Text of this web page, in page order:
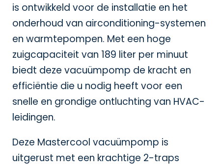
is ontwikkeld voor de installatie en het
onderhoud van airconditioning-systemen
en warmtepompen. Met een hoge
zuigcapaciteit van 189 liter per minuut
biedt deze vacuümpomp de kracht en
efficiëntie die u nodig heeft voor een
snelle en grondige ontluchting van HVAC-
leidingen.
Deze Mastercool vacuümpomp is
uitgerust met een krachtige 2-traps